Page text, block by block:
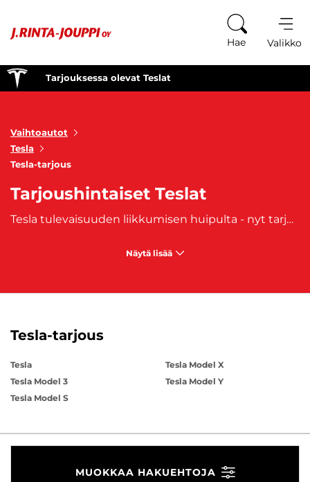
Hae Valikko
Tarjouksessa olevat Teslat
Vaihtoautot
Tesla
Tesla-tarjous
Tarjoushintaiset Teslat
Tesla tulevaisuuden liikkumisen huipulta - nyt tarjoushintaan! Yhdysvaltalainen Tesla valmistaa kehityksen huipulla toimivat sähköautot. Vuonna 2003 perustettu yritys tunnetaan eleganteista ja äänettömistä sähköautoistaan. Teslan autot omaavat myös autopilottiominaisuuden ja kosketusnäytön, jolla voi ohjata kaikkia auton teknisiä ominaisuuksia. Tesla on yksi markkinoiden laadukkaimmista ja ympäristöystävällisimmistä pioneeriautomerkeistä. Valikoimasta löydät kiehtovat tarjoushintaiset Teslat, jotka yhdistävät huippuluokan suorituskyvyn ja ympäristöystävällisen teknologian. Koe sähköisen ajon vallankumous edullisesti ja hanki oma tarjoushintainen Tesla. Huippulaatua, tehokkuutta ja tyyliä yhdessä paketissa odottavat sinua. Tartu tilaisuuteen ja tee kestävä valinta tulevaisuuden liikkumiseen!. Valikoimasta löytyy lippulaivamalli
Näytä lisää
Tesla-tarjous
Tesla
Tesla Model 3
Tesla Model S
Tesla Model X
Tesla Model Y
MUOKKAA HAKUEHTOJA